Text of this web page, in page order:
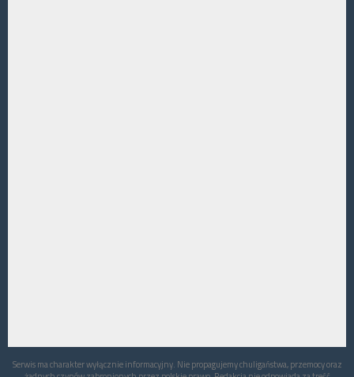
Serwis ma charakter wyłącznie informacyjny. Nie propagujemy chuligaństwa, przemocy oraz